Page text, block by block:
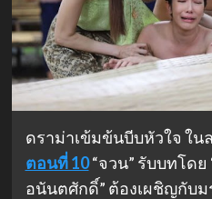
ดราม่าเข้มข้นบีบหัวใจ ใน
ตอนที่ 10“จวน” รับบทโดย
อนันตศักดิ์” ต้องเผชิญกับ